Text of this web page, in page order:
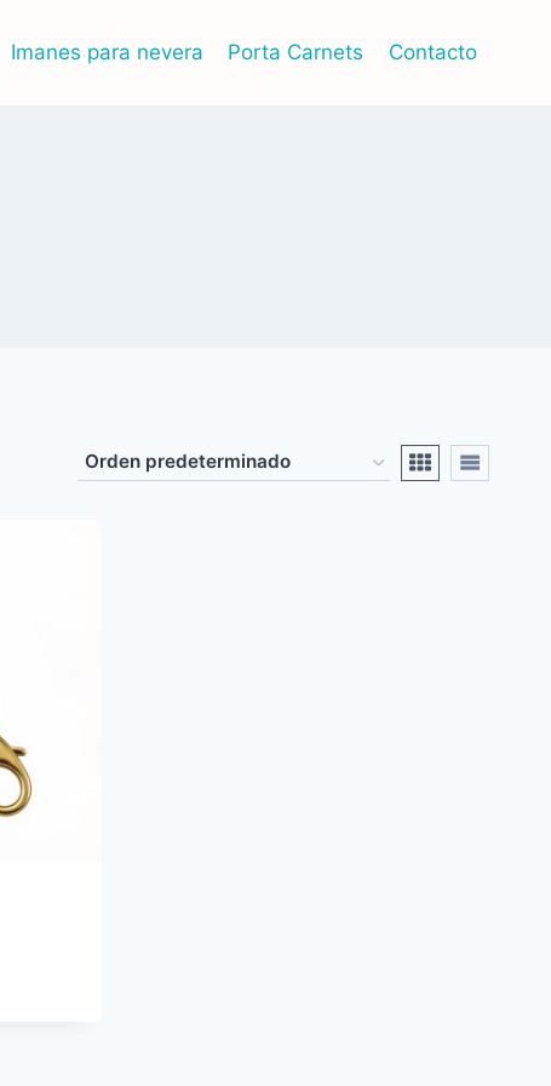
Imanes para nevera Porta Carnets Contacto